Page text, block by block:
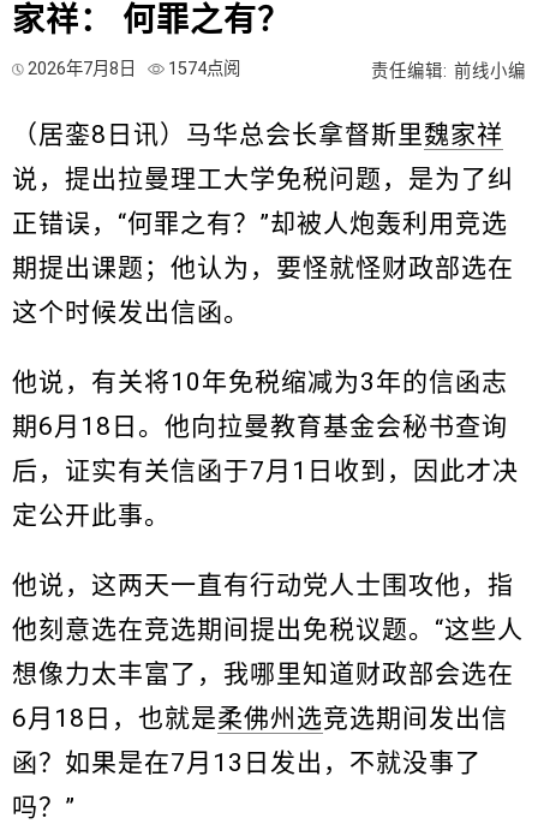
家祥： 何罪之有？
2026年7月8日 1574点阅 责任编辑: 前线小编
（居銮8日讯）马华总会长拿督斯里魏家祥
说，提出拉曼理工大学免税问题，是为了纠
正错误，“何罪之有？”却被人炮轰利用竞选
期提出课题；他认为，要怪就怪财政部选在
这个时候发出信函。
他说，有关将10年免税缩减为3年的信函志
期6月18日。他向拉曼教育基金会秘书查询
后，证实有关信函于7月1日收到，因此才决
定公开此事。
他说，这两天一直有行动党人士围攻他，指
他刻意选在竞选期间提出免税议题。“这些人
想像力太丰富了，我哪里知道财政部会选在
6月18日，也就是柔佛州选竞选期间发出信
函？如果是在7月13日发出，不就没事了
吗？”